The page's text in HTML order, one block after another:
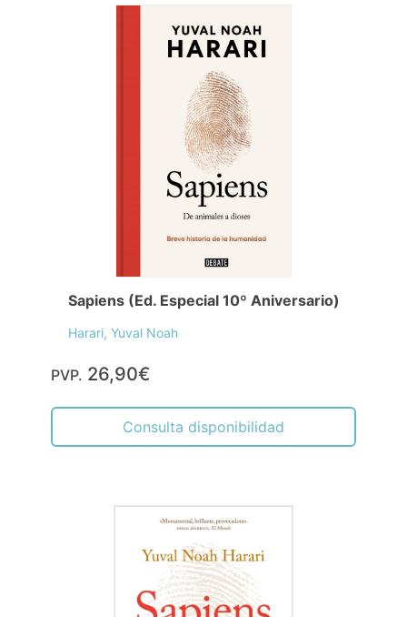
Sapiens (Ed. Especial 10º Aniversario)
Harari, Yuval Noah
PVP. 26,90€
Consulta disponibilidad